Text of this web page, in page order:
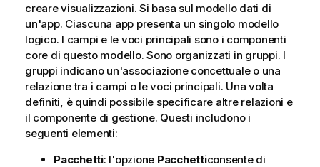
creare visualizzazioni. Si basa sul modello dati di
un'app. Ciascuna app presenta un singolo modello
logico. I campi e le voci principali sono i componenti
core di questo modello. Sono organizzati in gruppi. I
gruppi indicano un'associazione concettuale o una
relazione tra i campi o le voci principali. Una volta
definiti, è quindi possibile specificare altre relazioni e
il componente di gestione. Questi includono i
seguenti elementi:
Pacchetti: l'opzione Pacchetticonsente di